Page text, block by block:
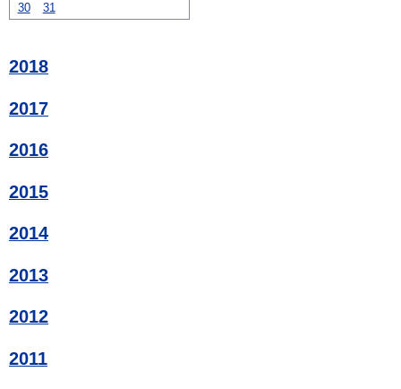
30
31
2018
2017
2016
2015
2014
2013
2012
2011